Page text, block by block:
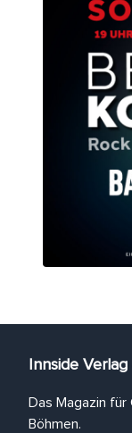
Innside
Das Magazin
Böhmen.